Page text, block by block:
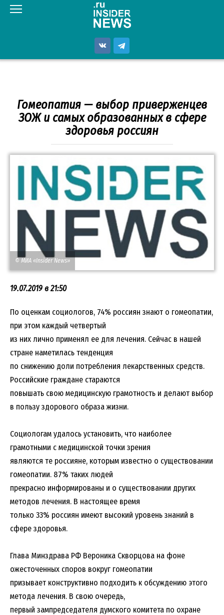
Перейти
Гомеопатия — выбор приверженцев
ЗОЖ и самых образованных в сфере
здоровья россиян
© МИА «Insider News»
19.07.2019 в 21:50
По оценкам социологов, 74% россиян знают о гомеопатии,
при этом каждый четвертый
из них лично применял ее для лечения. Сейчас в нашей
стране наметилась тенденция
по снижению доли потребления лекарственных средств.
Российские граждане стараются
повышать свою медицинскую грамотность и делают выбор
в пользу здорового образа жизни.
Социологам удалось установить, что наиболее
грамотными с медицинской точки зрения
являются те россияне, которым известно о существовании
гомеопатии. 87% таких людей
прекрасно информированы и о существовании других
методов лечения. В настоящее время
только 33% россиян имеют высокий уровень знаний в
сфере здоровья.
Глава Минздрава РФ Вероника Скворцова на фоне
ожесточенных споров вокруг гомеопатии
призывает конструктивно подходить к обсуждению этого
метода лечения. В свою очередь,
первый зампредседателя думского комитета по охране